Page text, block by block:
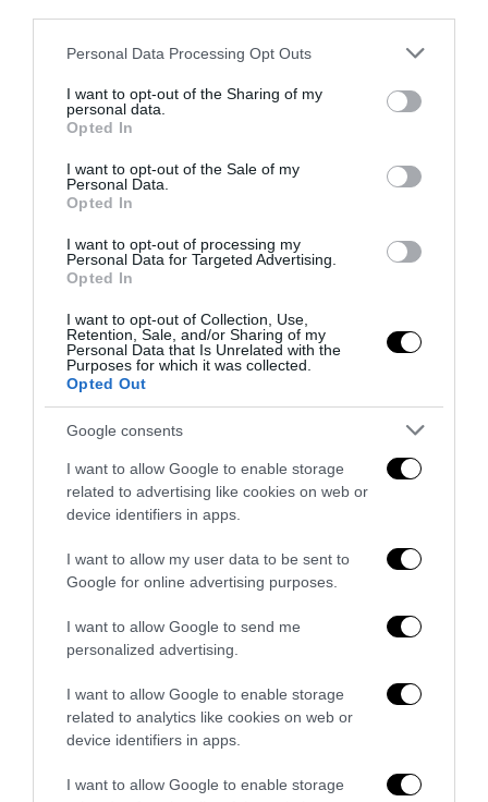
Please note that this website/app uses one or more Google
not limited to your visit or usage behaviour. You may click to
grant or deny consent to Google and its third-party tags to
use your data for below specified purposes in below Google
consent section.
Personal Data Processing Opt Outs
I want to opt-out of the Sharing of my
personal data.
Opted In
I want to opt-out of the Sale of my
Personal Data.
Opted In
I want to opt-out of processing my
Personal Data for Targeted Advertising.
Opted In
I want to opt-out of Collection, Use,
Retention, Sale, and/or Sharing of my
Personal Data that Is Unrelated with the
Purposes for which it was collected.
Opted Out
Google consents
I want to allow Google to enable storage
related to advertising like cookies on web or
device identifiers in apps.
I want to allow my user data to be sent to
Google for online advertising purposes.
I want to allow Google to send me
personalized advertising.
I want to allow Google to enable storage
related to analytics like cookies on web or
device identifiers in apps.
I want to allow Google to enable storage
Ristrutturazione completa di appartamenti
Valutazione valore Rolex